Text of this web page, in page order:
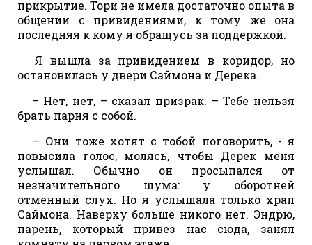
прикрытие. Тори не имела достаточно опыта в
общении с привидениями, к тому же она
последняя к кому я обращусь за поддержкой.
Я вышла за привидением в коридор, но
остановилась у двери Саймона и Дерека.
– Нет, нет, – сказал призрак. – Тебе нельзя
брать парня с собой.
– Они тоже хотят с тобой поговорить, - я
повысила голос, молясь, чтобы Дерек меня
услышал. Обычно он просыпался от
незначительного шума: у оборотней
отменный слух. Но я услышала только храп
Саймона. Наверху больше никого нет. Эндрю,
парень, который привез нас сюда, занял